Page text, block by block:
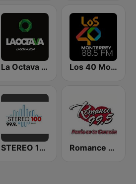
La Octava 88.1 FM Los 40 Monterrey
STEREO 100 Morelia Romance 99.5 FM